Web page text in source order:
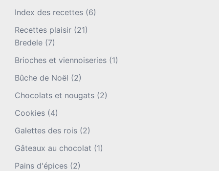
Index des recettes (6)
Recettes plaisir (21)
Bredele (7)
Brioches et viennoiseries (1)
Bûche de Noël (2)
Chocolats et nougats (2)
Cookies (4)
Galettes des rois (2)
Gâteaux au chocolat (1)
Pains d'épices (2)